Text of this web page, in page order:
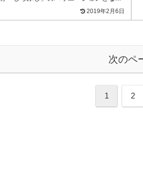
2019年2月6日
次のペ
1 2